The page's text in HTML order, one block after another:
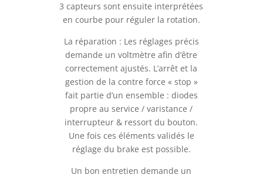
3 capteurs sont ensuite interprétées
en courbe pour réguler la rotation.
La réparation : Les réglages précis
demande un voltmètre afin d’être
correctement ajustés. L’arrêt et la
gestion de la contre force « stop »
fait partie d’un ensemble : diodes
propre au service / varistance /
interrupteur & ressort du bouton.
Une fois ces éléments validés le
réglage du brake est possible.
Un bon entretien demande un